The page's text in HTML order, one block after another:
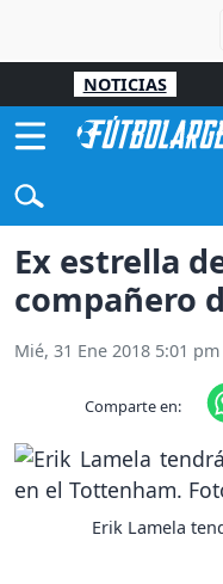
NOTICIAS
Ex estrella
compañero
Mié, 31 Ene 2018 5:01 pm
Comparte en:
Erik Lamela